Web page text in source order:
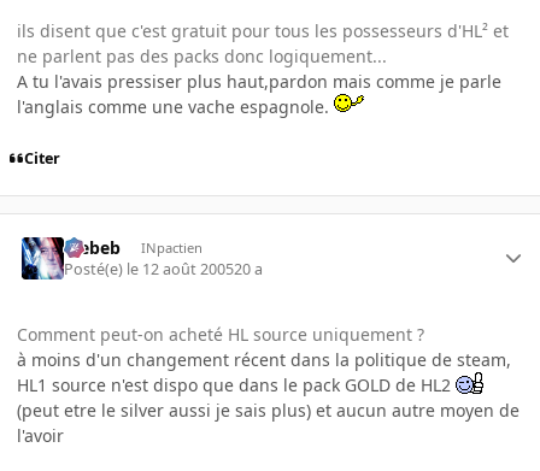
ils disent que c'est gratuit pour tous les possesseurs d'HL² et
ne parlent pas des packs donc logiquement...
A tu l'avais pressiser plus haut,pardon mais comme je parle
l'anglais comme une vache espagnole.
Citer
Trebeb INpactien
Posté(e) le 12 août 200520 a
Comment peut-on acheté HL source uniquement ?
à moins d'un changement récent dans la politique de steam,
HL1 source n'est dispo que dans le pack GOLD de HL2
(peut etre le silver aussi je sais plus) et aucun autre moyen de
l'avoir